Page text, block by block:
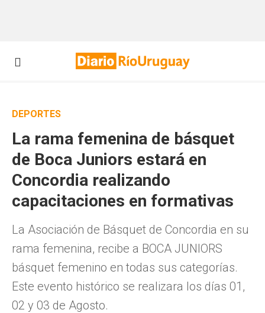
DEPORTES
La rama femenina de básquet
de Boca Juniors estará en
Concordia realizando
capacitaciones en formativas
La Asociación de Básquet de Concordia en su
rama femenina, recibe a BOCA JUNIORS
básquet femenino en todas sus categorías.
Este evento histórico se realizara los días 01,
02 y 03 de Agosto.